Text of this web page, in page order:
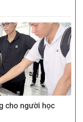
cho người học